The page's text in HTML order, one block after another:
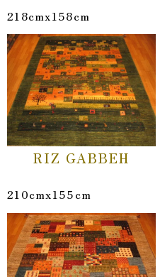
218cmx158cm
RIZ GABBEH
210cmx155cm